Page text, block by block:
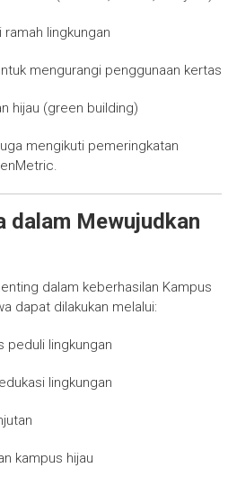
lingkungan
mengurangi penggunaan kertas
hijau (green building)
mengikuti pemeringkatan
dalam Mewujudkan
dalam keberhasilan Kampus
dapat dilakukan melalui:
peduli lingkungan
lingkungan
kampus hijau